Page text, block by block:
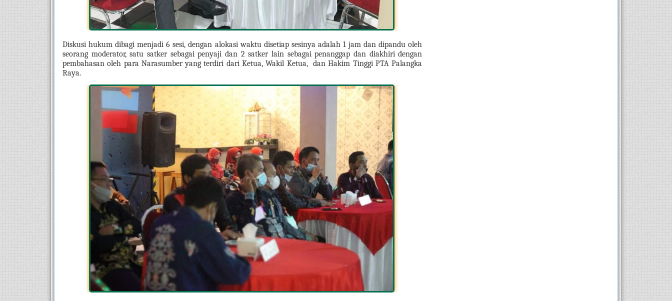
Diskusi hukum dibagi menjadi 6 sesi, dengan alokasi waktu disetiap sesinya adalah 1 jam dan dipandu oleh
seorang moderator, satu satker sebagai penyaji dan 2 satker lain sebagai penanggap dan diakhiri dengan
pembahasan oleh para Narasumber yang terdiri dari Ketua, Wakil Ketua,  dan Hakim Tinggi PTA Palangka
Raya.